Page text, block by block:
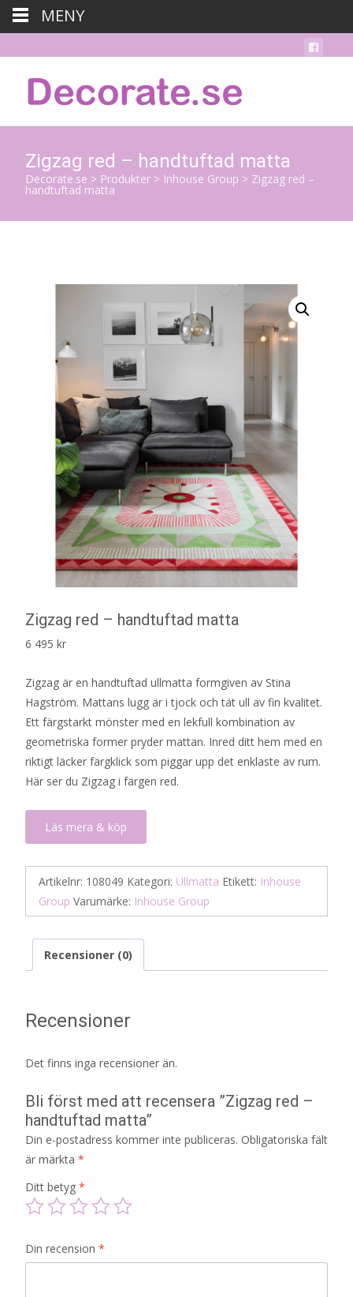
Zigzag red – handtuftad matta
Decorate.se > Produkter > Inhouse Group > Zigzag red –
handtuftad matta
Zigzag red – handtuftad matta
6 495 kr
Zigzag är en handtuftad ullmatta formgiven av Stina
Hagström. Mattans lugg är i tjock och tät ull av fin kvalitet.
Ett färgstarkt mönster med en lekfull kombination av
geometriska former pryder mattan. Inred ditt hem med en
riktigt läcker färgklick som piggar upp det enklaste av rum.
Här ser du Zigzag i färgen red.
Läs mera & köp
Artikelnr: 108049 Kategori: Ullmatta Etikett: Inhouse
Group Varumärke: Inhouse Group
Recensioner (0)
Recensioner
Det finns inga recensioner än.
Bli först med att recensera ”Zigzag red –
handtuftad matta”
Din e-postadress kommer inte publiceras. Obligatoriska fält
är märkta *
Ditt betyg *
Din recension *
MENY